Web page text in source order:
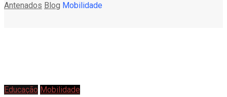
Antenados Blog Mobilidade
Educação Mobilidade